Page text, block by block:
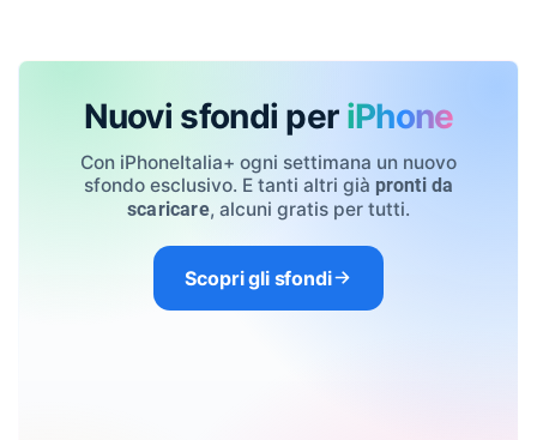
Nuovi sfondi per iPhone
Con iPhoneItalia+ ogni settimana un nuovo
sfondo esclusivo. E tanti altri già pronti da
scaricare, alcuni gratis per tutti.
Scopri gli sfondi